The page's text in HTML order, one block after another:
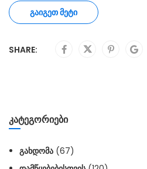
ᲒᲐᲘᲒᲔᲗ ᲛᲔᲢᲘ
SHARE:
ᲙᲐᲢᲔᲒᲝᲠᲘᲔᲑᲘ
ᲒᲐᲮᲓᲝᲛᲐ (67)